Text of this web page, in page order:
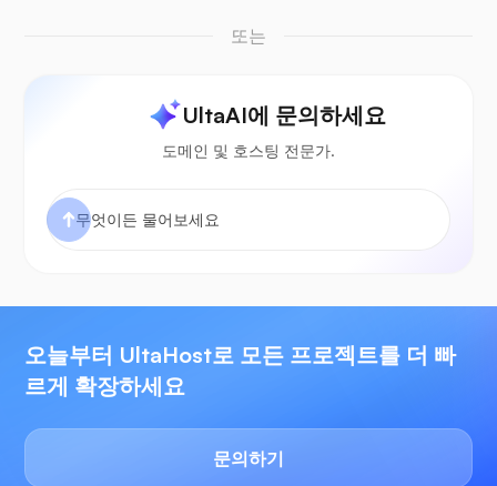
또는
UltaAI에 문의하세요
도메인 및 호스팅 전문가.
오늘부터 UltaHost로 모든 프로젝트를 더 빠
르게 확장하세요
문의하기